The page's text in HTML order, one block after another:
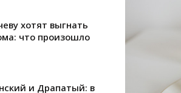
хотят выгнать
что произошло
и Драпатый: в